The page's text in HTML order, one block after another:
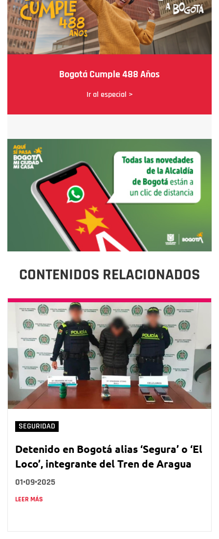
Bogotá Cumple 488 Años
Ir al especial >
CONTENIDOS RELACIONADOS
SEGURIDAD
Detenido en Bogotá alias ‘Segura’ o ‘El
Loco’, integrante del Tren de Aragua
01•09•2025
LEER MÁS